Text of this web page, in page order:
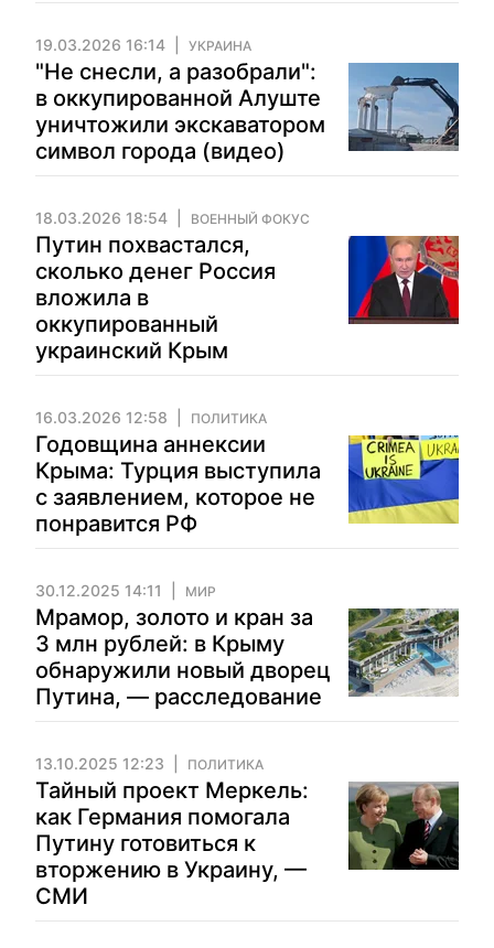
19.03.2026 16:14 УКРАИНА
"Не снесли, а разобрали":
в оккупированной Алуште
уничтожили экскаватором
символ города (видео)
18.03.2026 18:54 ВОЕННЫЙ ФОКУС
Путин похвастался,
сколько денег Россия
вложила в
оккупированный
украинский Крым
16.03.2026 12:58 ПОЛИТИКА
Годовщина аннексии
Крыма: Турция выступила
с заявлением, которое не
понравится РФ
30.12.2025 14:11 МИР
Мрамор, золото и кран за
3 млн рублей: в Крыму
обнаружили новый дворец
Путина, — расследование
13.10.2025 12:23 ПОЛИТИКА
Тайный проект Меркель:
как Германия помогала
Путину готовиться к
вторжению в Украину, —
СМИ